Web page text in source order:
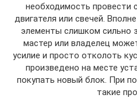
необходимость провести
двигателя или свечей.
элементы слишком сильно
мастер или владелец
усилие и просто отколоть
произведено на месте
покупать новый блок. При
такие